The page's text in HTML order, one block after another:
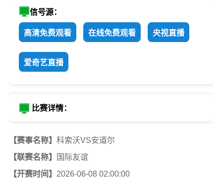
信号源：
高清免费观看 在线免费观看 央视直播
爱奇艺直播
比赛详情：
【赛事名称】 科索沃VS安道尔
【联赛名称】
国际友谊
【开赛时间】 2026-06-08 02:00:00